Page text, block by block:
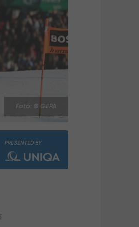
Foto: © GEPA
PRESENTED BY
!